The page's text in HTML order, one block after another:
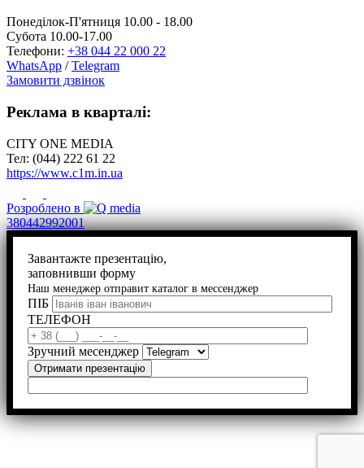
Понеділок-П'ятниця 10.00 - 18.00
Субота 10.00-17.00
Телефони: +38 044 22 000 22
WhatsApp /Telegram
Замовити дзвінок
Реклама в кварталі:
CITY ONE MEDIA
Тел: (044) 222 61 22
https://www.c1m.in.ua
Розроблено в
380442992001
Завантажте презентацію,
заповнивши форму
Наш менеджер отправит каталог в мессенджер
ПІБ
ТЕЛЕФОН
Зручний месенджер